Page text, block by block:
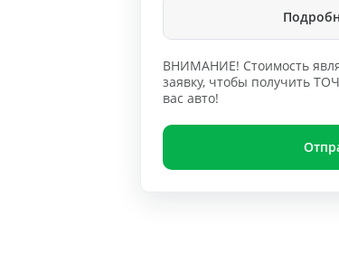
ВНИМАНИЕ! Стоимость
заявку, чтобы получить
вас авто!